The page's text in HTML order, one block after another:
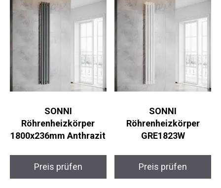
SONNI
Röhrenheizkörper
1800x236mm Anthrazit
Preis prüfen
SONNI
Röhrenheizkörper
GRE1823W
Preis prüfen